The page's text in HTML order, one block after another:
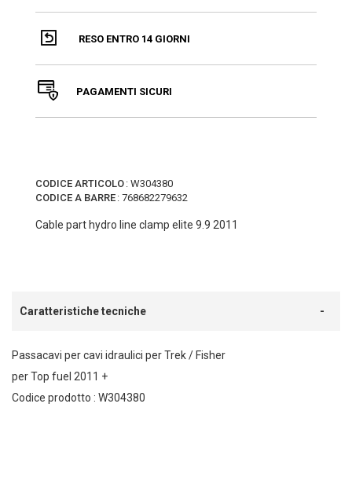
RESO ENTRO 14 GIORNI
PAGAMENTI SICURI
CODICE ARTICOLO : W304380
CODICE A BARRE : 768682279632
Cable part hydro line clamp elite 9.9 2011
Caratteristiche tecniche
Passacavi per cavi idraulici per Trek / Fisher
per Top fuel 2011 +
Codice prodotto : W304380